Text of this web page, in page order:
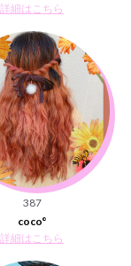
詳細はこちら
387
coco°
詳細はこちら